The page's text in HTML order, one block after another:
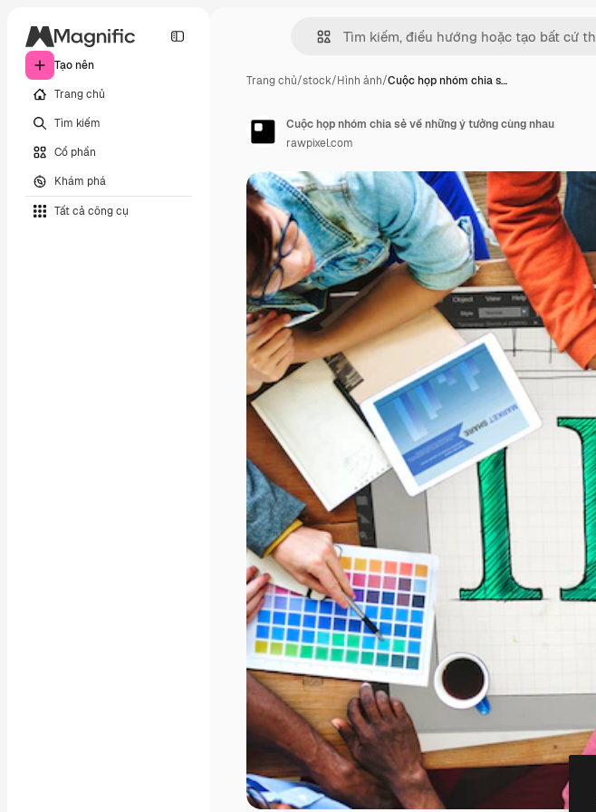
Tạo nên
Trang chủ
Tìm kiếm
Cổ phần
Khám phá
Tất cả công cụ
Trang chủ/stock/Hình ảnh/Cuộc họp nhóm chia s…
Cuộc họp nhóm chia sẻ về những ý tưởng cùng nhau
rawpixel.com